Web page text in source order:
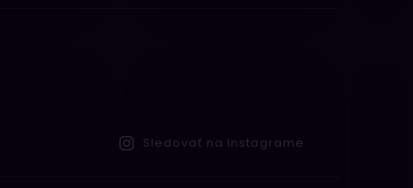
Sledovať na Instagrame